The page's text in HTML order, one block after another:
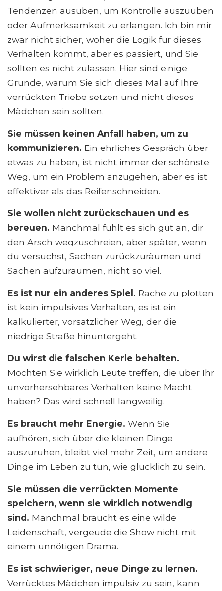
Tendenzen ausüben, um Kontrolle auszuüben
oder Aufmerksamkeit zu erlangen. Ich bin mir
zwar nicht sicher, woher die Logik für dieses
Verhalten kommt, aber es passiert, und Sie
sollten es nicht zulassen. Hier sind einige
Gründe, warum Sie sich dieses Mal auf Ihre
verrückten Triebe setzen und nicht dieses
Mädchen sein sollten.
Sie müssen keinen Anfall haben, um zu
kommunizieren. Ein ehrliches Gespräch über
etwas zu haben, ist nicht immer der schönste
Weg, um ein Problem anzugehen, aber es ist
effektiver als das Reifenschneiden.
Sie wollen nicht zurückschauen und es
bereuen. Manchmal fühlt es sich gut an, dir
den Arsch wegzuschreien, aber später, wenn
du versuchst, Sachen zurückzuräumen und
Sachen aufzuräumen, nicht so viel.
Es ist nur ein anderes Spiel. Rache zu plotten
ist kein impulsives Verhalten, es ist ein
kalkulierter, vorsätzlicher Weg, der die
niedrige Straße hinuntergeht.
Du wirst die falschen Kerle behalten.
Möchten Sie wirklich Leute treffen, die über Ihr
unvorhersehbares Verhalten keine Macht
haben? Das wird schnell langweilig.
Es braucht mehr Energie. Wenn Sie
aufhören, sich über die kleinen Dinge
auszuruhen, bleibt viel mehr Zeit, um andere
Dinge im Leben zu tun, wie glücklich zu sein.
Sie müssen die verrückten Momente
speichern, wenn sie wirklich notwendig
sind. Manchmal braucht es eine wilde
Leidenschaft, vergeude die Show nicht mit
einem unnötigen Drama.
Es ist schwieriger, neue Dinge zu lernen.
Verrücktes Mädchen impulsiv zu sein, kann